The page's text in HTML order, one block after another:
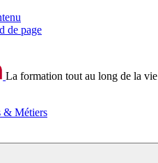
de page
La formation tout au long de la vie
& Métiers